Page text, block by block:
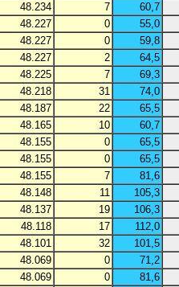
48.234 7
60,7
48.227 0
55,0
48.227 0
59,8
48.227 2
64,5
48.225 7
69,3
48.218 31
74,0
48.187 22
65,5
48.165 10
60,7
48.155 0
65,5
48.155 0
65,5
48.155 7
81,6
48.148 11
105,3
48.137 19
106,3
48.118 17
112,0
48.101 32
101,5
48.069 0
71,2
48.069 0
81,6